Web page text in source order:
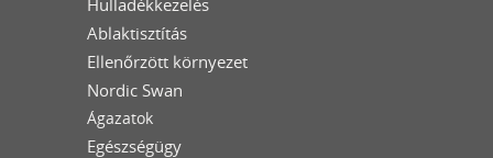
Ablaktisztítás
Ellenőrzött környezet
Nordic Swan
Ágazatok
Egészségügy